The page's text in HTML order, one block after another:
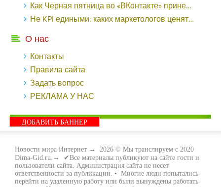
Как Черная пятница во «ВКонтакте» принесла магазину подарков 221 продажу по цене 38 рублей - «Заработок»
Не KPI едиными: каких маркетологов ценят - «Заработок»
О нас
Контакты
Правила сайта
Задать вопрос
РЕКЛАМА У НАС
ДОБАВИТЬ БАННЕР
Новости мира Интернет → 2026 © Мы транслируем с 2020
Dima-Gid.ru.→ ✔Все материалы публикуют на сайте гости и
пользователи сайта. Администрация сайта не несет
ответственности за публикации. • Многие люди попытались
перейти на удаленную работу или были вынуждены работать